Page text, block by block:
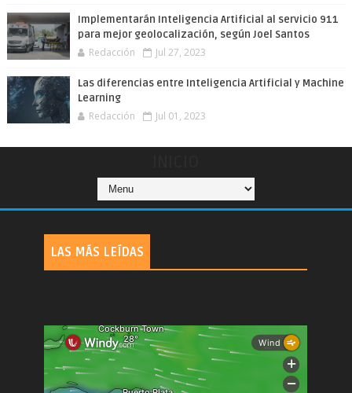
Implementarán Inteligencia Artificial al servicio 911
para mejor geolocalización, según Joel Santos
Redacción Jul 27, 2023
Las diferencias entre Inteligencia Artificial y Machine
Learning
Redacción Jul 01, 2023
LAS MÁS LEÍDAS